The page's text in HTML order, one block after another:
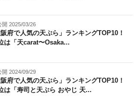
開 2025/03/26
阪府で人気の天ぷら」ランキングTOP10！
は「天carat〜Osaka...
開 2024/09/29
阪府で人気の天ぷら」ランキングTOP10！
は「寿司と天ぷら おやじ 天...